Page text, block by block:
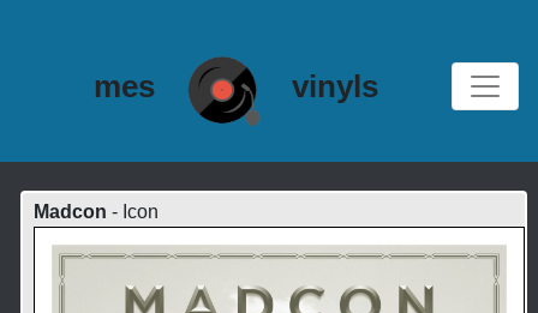
mes vinyls
Madcon - Icon